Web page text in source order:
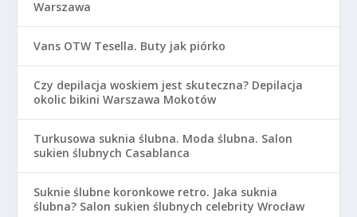
Warszawa
Vans OTW Tesella. Buty jak piórko
Czy depilacja woskiem jest skuteczna? Depilacja
okolic bikini Warszawa Mokotów
Turkusowa suknia ślubna. Moda ślubna. Salon
sukien ślubnych Casablanca
Suknie ślubne koronkowe retro. Jaka suknia
ślubna? Salon sukien ślubnych celebrity Wrocław